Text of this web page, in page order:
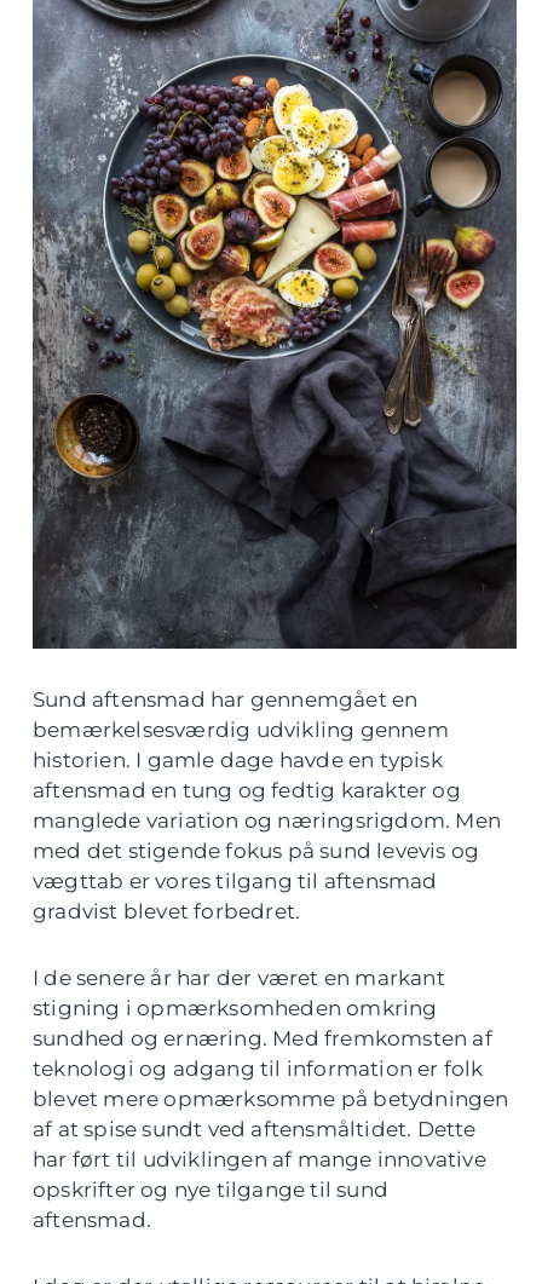
Sund aftensmad har gennemgået en
bemærkelsesværdig udvikling gennem
historien. I gamle dage havde en typisk
aftensmad en tung og fedtig karakter og
manglede variation og næringsrigdom. Men
med det stigende fokus på sund levevis og
vægttab er vores tilgang til aftensmad
gradvist blevet forbedret.
I de senere år har der været en markant
stigning i opmærksomheden omkring
sundhed og ernæring. Med fremkomsten af
teknologi og adgang til information er folk
blevet mere opmærksomme på betydningen
af at spise sundt ved aftensmåltidet. Dette
har ført til udviklingen af mange innovative
opskrifter og nye tilgange til sund
aftensmad.